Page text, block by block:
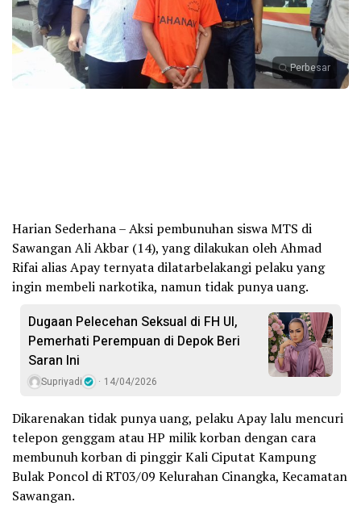
Perbesar
Harian Sederhana – Aksi pembunuhan siswa MTS di
Sawangan Ali Akbar (14), yang dilakukan oleh Ahmad
Rifai alias Apay ternyata dilatarbelakangi pelaku yang
ingin membeli narkotika, namun tidak punya uang.
Dugaan Pelecehan Seksual di FH UI,
Pemerhati Perempuan di Depok Beri
Saran Ini
Supriyadi 14/04/2026
Dikarenakan tidak punya uang, pelaku Apay lalu mencuri
telepon genggam atau HP milik korban dengan cara
membunuh korban di pinggir Kali Ciputat Kampung
Bulak Poncol di RT03/09 Kelurahan Cinangka, Kecamatan
Sawangan.